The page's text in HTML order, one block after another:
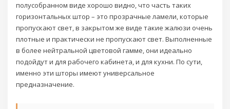
полусобранном виде хорошо видно, что часть таких
горизонтальных штор – это прозрачные ламели, которые
пропускают свет, в закрытом же виде такие жалюзи очень
плотные и практически не пропускают свет. Выполненные
в более нейтральной цветовой гамме, они идеально
подойдут и для рабочего кабинета, и для кухни. По сути,
именно эти шторы имеют универсальное
предназначение.